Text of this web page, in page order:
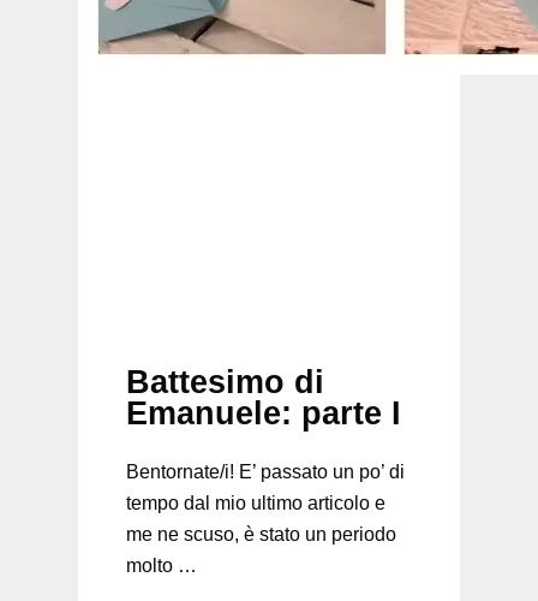
Battesimo di
Emanuele: parte I
Bentornate/i! E’ passato un po’ di
tempo dal mio ultimo articolo e
me ne scuso, è stato un periodo
molto …